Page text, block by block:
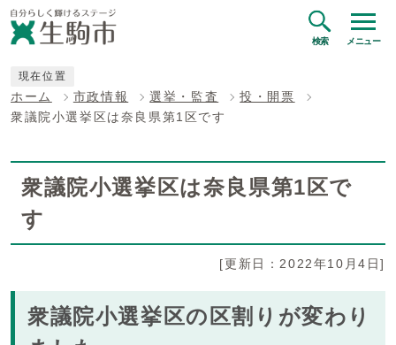
検索 メニュー
現在位置
ホーム 市政情報 選挙・監査
投・開票
衆議院小選挙区は奈良県第1区です
衆議院小選挙区は奈良県第1区で
す
[更新日：2022年10月4日]
衆議院小選挙区の区割りが変わり